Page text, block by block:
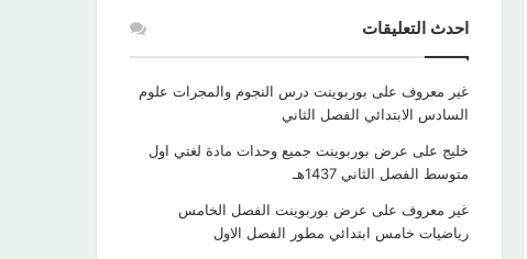
احدث التعليقات
غير معروف على بوربوينت درس النجوم والمجرات علوم
السادس الابتدائي الفصل الثاني
خليج على عرض بوربوينت جميع وحدات مادة لغتي اول
متوسط الفصل الثاني 1437هـ
غير معروف على عرض بوربوينت الفصل الخامس
رياضيات خامس ابتدائي مطور الفصل الاول